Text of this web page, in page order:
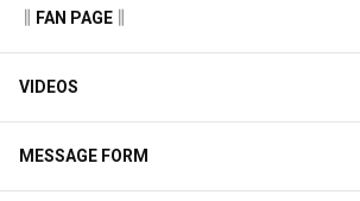
‖FAN PAGE‖
VIDEOS
MESSAGE FORM